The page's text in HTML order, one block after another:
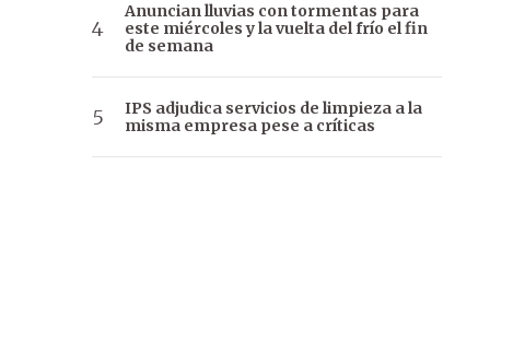
Anuncian lluvias con tormentas para
este miércoles y la vuelta del frío el fin
de semana
IPS adjudica servicios de limpieza a la
misma empresa pese a críticas